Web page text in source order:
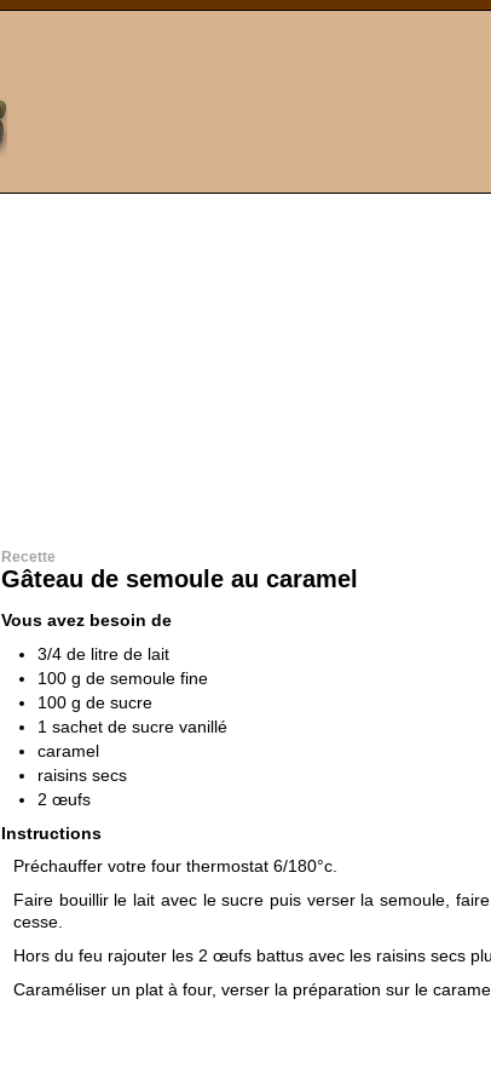
Recette
Gâteau de semoule au caramel
Vous avez besoin de
3/4 de litre de lait
100 g de semoule fine
100 g de sucre
1 sachet de sucre vanillé
caramel
raisins secs
2 œufs
Instructions
Préchauffer votre four thermostat 6/180°c.
Faire bouillir le lait avec le sucre puis verser la semoule,
cesse.
Hors du feu rajouter les 2 œufs battus avec les raisins secs
Caraméliser un plat à four, verser la préparation sur le